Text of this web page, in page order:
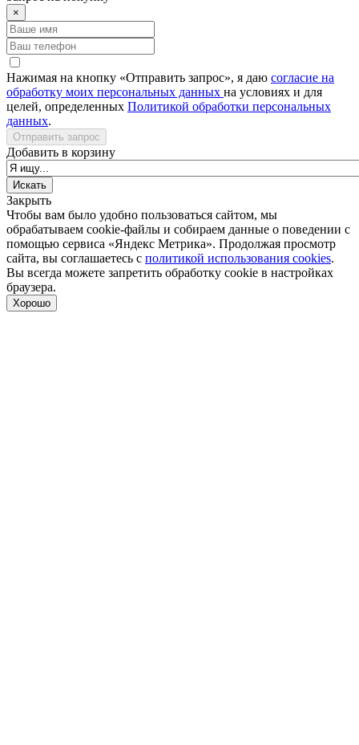
×
Нажимая на кнопку «Отправить запрос», я даю согласие на
обработку моих персональных данных на условиях и для
целей, определенных Политикой обработки персональных
данных.
Отправить запрос
Добавить в корзину
Закрыть
Чтобы вам было удобно пользоваться сайтом, мы
обрабатываем cookie-файлы и собираем данные о поведении с
помощью сервиса «Яндекс Метрика». Продолжая просмотр
сайта, вы соглашаетесь с политикой использования cookies.
Вы всегда можете запретить обработку cookie в настройках
браузера.
Хорошо